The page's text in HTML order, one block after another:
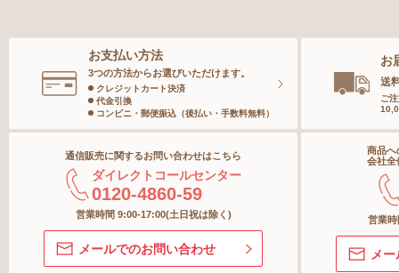
ランジェリー
インナー
ボトム
ショーツ
ストッキング＆タイツ
キッズ＆ベビー ボディ
ヘアケア
オーラ
スキン
お支払い方法
3つの方法からお選びいただけます。
クレジットカート決済
代金引換
コンビニ・郵便振込（後払い・手数料無料）
お
送
ご
通信販売に関するお問い合わせはこちら
ダイレクトコールセンター
0120-4860-59
営業時間 9:00-17:00(土日祝は除く)
メールでのお問い合わせ
商品へ
会社全
営業
メ